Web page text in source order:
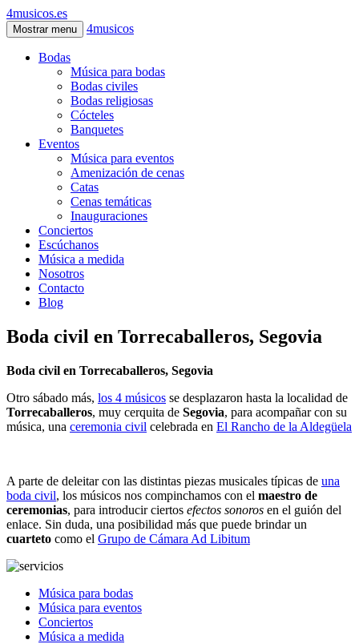
4musicos.es
Mostrar menu 4musicos
Bodas
Música para bodas
Bodas civiles
Bodas religiosas
Cócteles
Banquetes
Eventos
Música para eventos
Amenización de cenas
Catas
Cenas temáticas
Inauguraciones
Conciertos
Escúchanos
Música a medida
Nosotros
Contacto
Blog
Boda civil en Torrecaballeros, Segovia
Boda civil en Torrecaballeros, Segovia
Otro sábado más, los 4 músicos se desplazaron hasta la localidad de
Torrecaballeros, muy cerquita de Segovia, para acompañar con su
música, una ceremonia civil celebrada en El Rancho de la Aldegüela
A parte de deleitar con las distintas piezas musicales típicas de una
boda civil, los músicos nos compinchamos con el maestro de
ceremonias, para introducir ciertos efectos sonoros en el guión del
enlace. Sin duda, una posibilidad más que puede brindar un
cuarteto como el Grupo de Cámara Ad Libitum
Música para bodas
Música para eventos
Conciertos
Música a medida